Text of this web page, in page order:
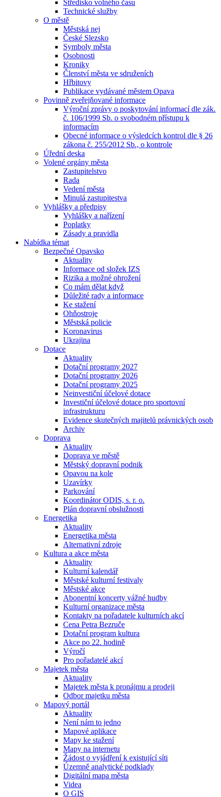
Středisko volného času
Technické služby
O městě
Městská nej
České Slezsko
Symboly města
Osobnosti
Kroniky
Členství města ve sdruženích
Hřbitovy
Publikace vydávané městem Opava
Povinně zveřejňované informace
Výroční zprávy o poskytování informací dle zák.
č. 106/1999 Sb. o svobodném přístupu k
informacím
Obecné informace o výsledcích kontrol dle § 26
zákona č. 255/2012 Sb., o kontrole
Úřední deska
Volené orgány města
Zastupitelstvo
Rada
Vedení města
Minulá zastupitestva
Vyhlášky a předpisy
Vyhlášky a nařízení
Poplatky
Zásady a pravidla
Nabídka témat
Bezpečné Opavsko
Aktuality
Informace od složek IZS
Rizika a možné ohrožení
Co mám dělat když
Důležité rady a informace
Ke stažení
Ohňostroje
Městská policie
Koronavirus
Ukrajina
Dotace
Aktuality
Dotační programy 2027
Dotační programy 2026
Dotační programy 2025
Neinvestiční účelové dotace
Investiční účelové dotace pro sportovní
infrastrukturu
Evidence skutečných majitelů právnických osob
Archiv
Doprava
Aktuality
Doprava ve městě
Městský dopravní podnik
Opavou na kole
Uzavírky
Parkování
Koordinátor ODIS, s. r. o.
Plán dopravní obslužnosti
Energetika
Aktuality
Energetika města
Alternativní zdroje
Kultura a akce města
Aktuality
Kulturní kalendář
Městské kulturní festivaly
Městské akce
Abonentní koncerty vážné hudby
Kulturní organizace města
Kontakty na pořadatele kulturních akcí
Cena Petra Bezruče
Dotační program kultura
Akce po 22. hodině
Výročí
Pro pořadatelé akcí
Majetek města
Aktuality
Majetek města k pronájmu a prodeji
Odbor majetku města
Mapový portál
Aktuality
Není nám to jedno
Mapové aplikace
Mapy ke stažení
Mapy na internetu
Žádost o vyjádření k existující síti
Územně analytické podklady
Digitální mapa města
Videa
O GIS